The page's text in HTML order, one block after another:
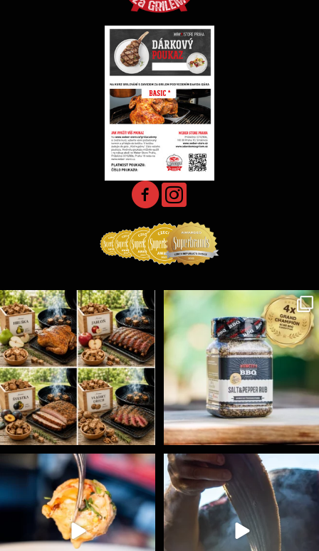
Udící špalíky - BORN TO SMOKE - různé druhy k...
1 0
Koření Suncity – autentická BBQ chuť u vás doma!...
1 0
Spoustu podobných triků, které vám usnadní nejenom...
9 0
Ryba na grilu je opravdu rychlá, a stejně tak...